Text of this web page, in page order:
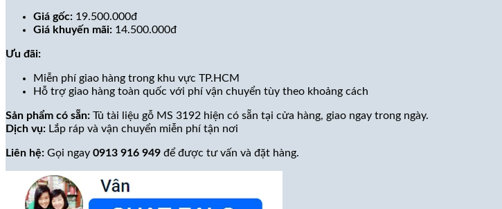
Giá gốc: 19.500.000đ
Giá khuyến mãi: 14.500.000đ
Ưu đãi:
Miễn phí giao hàng trong khu vực TP.HCM
Hỗ trợ giao hàng toàn quốc với phí vận chuyển tùy theo khoảng cách
Sản phẩm có sẵn: Tủ tài liệu gỗ MS 3192 hiện có sẵn tại cửa hàng, giao ngay trong ngày.
Dịch vụ: Lắp ráp và vận chuyển miễn phí tận nơi
Liên hệ: Gọi ngay 0913 916 949 để được tư vấn và đặt hàng.